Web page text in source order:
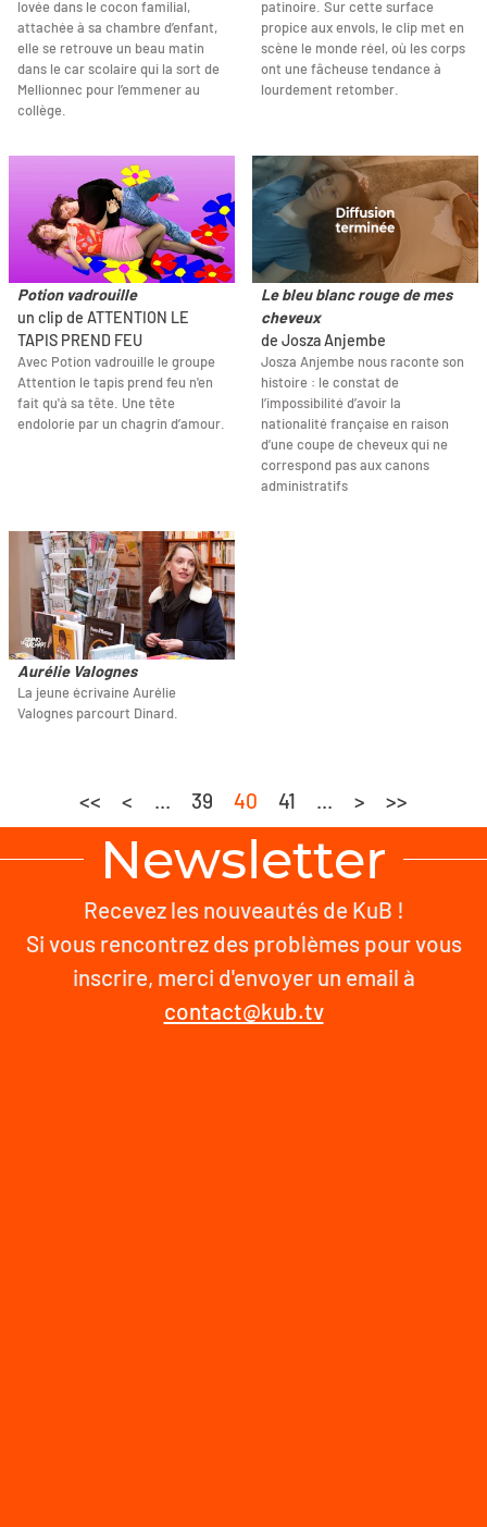
lovée dans le cocon familial,
attachée à sa chambre d’enfant,
elle se retrouve un beau matin
dans le car scolaire qui la sort de
Mellionnec pour l’emmener au
collège.
patinoire. Sur cette surface
propice aux envols, le clip met en
scène le monde réel, où les corps
ont une fâcheuse tendance à
lourdement retomber.
Potion vadrouille
un clip de ATTENTION LE
TAPIS PREND FEU
Avec Potion vadrouille le groupe
Attention le tapis prend feu n'en
fait qu'à sa tête. Une tête
endolorie par un chagrin d’amour.
Le bleu blanc rouge de mes
cheveux
de Josza Anjembe
Josza Anjembe nous raconte son
histoire : le constat de
l’impossibilité d’avoir la
nationalité française en raison
d’une coupe de cheveux qui ne
correspond pas aux canons
administratifs
Aurélie Valognes
La jeune écrivaine Aurélie
Valognes parcourt Dinard.
<< < ... 39 40 41 ... > >>
Newsletter
Recevez les nouveautés de KuB !
Si vous rencontrez des problèmes pour vous
inscrire, merci d'envoyer un email à
contact@kub.tv